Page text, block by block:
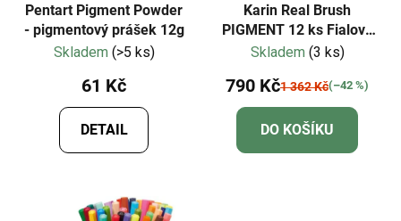
Pentart Pigment Powder
- pigmentový prášek 12g
Skladem (>5 ks)
61 Kč
DETAIL
Karin Real Brush
PIGMENT 12 ks Fialovo
modré odstíny
Skladem (3 ks)
790 Kč1 362 Kč(–42 %)
DO KOŠÍKU